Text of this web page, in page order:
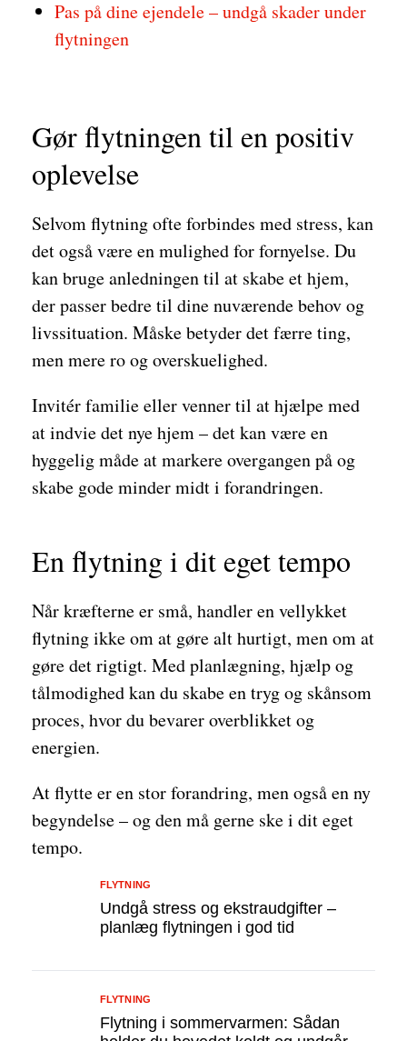
Pas på dine ejendele – undgå skader under
flytningen
Gør flytningen til en positiv
oplevelse
Selvom flytning ofte forbindes med stress, kan
det også være en mulighed for fornyelse. Du
kan bruge anledningen til at skabe et hjem,
der passer bedre til dine nuværende behov og
livssituation. Måske betyder det færre ting,
men mere ro og overskuelighed.
Invitér familie eller venner til at hjælpe med
at indvie det nye hjem – det kan være en
hyggelig måde at markere overgangen på og
skabe gode minder midt i forandringen.
En flytning i dit eget tempo
Når kræfterne er små, handler en vellykket
flytning ikke om at gøre alt hurtigt, men om at
gøre det rigtigt. Med planlægning, hjælp og
tålmodighed kan du skabe en tryg og skånsom
proces, hvor du bevarer overblikket og
energien.
At flytte er en stor forandring, men også en ny
begyndelse – og den må gerne ske i dit eget
tempo.
Undgå stress og ekstraudgifter –
planlæg flytningen i god tid
FLYTNING
Flytning i sommervarmen: Sådan
FLYTNING